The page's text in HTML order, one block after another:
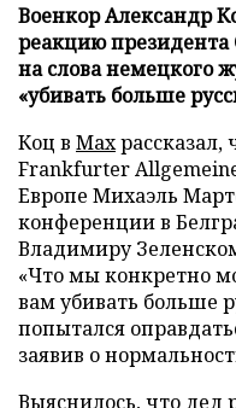
Военкор Александр
реакцию
на слова немецкого
«убивать больше
Коц в Махрассказал,
Frankfurter
Европе Михаэль
конференции в
Владимиру
«Что мы конкретно
вам убивать больше
попытался
заявив о
Выяснилось, что дед